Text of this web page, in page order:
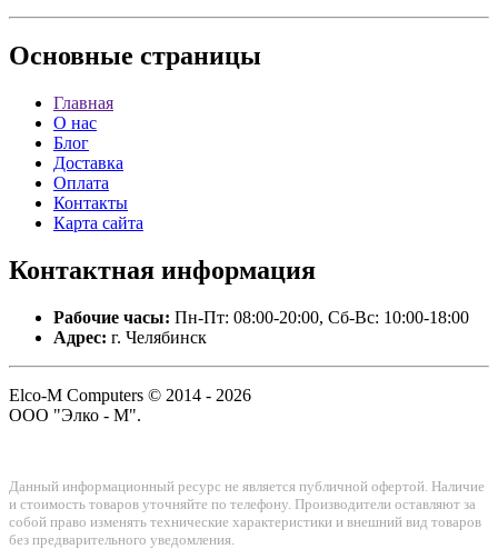
Основные страницы
Главная
О нас
Блог
Доставка
Оплата
Контакты
Карта сайта
Контактная информация
Рабочие часы: Пн-Пт: 08:00-20:00, Сб-Вс: 10:00-18:00
Адрес: г. Челябинск
Elco-M Computers © 2014 - 2026
ООО "Элко - М".
Данный информационный ресурс не является публичной офертой. Наличие
и стоимость товаров уточняйте по телефону. Производители оставляют за
собой право изменять технические характеристики и внешний вид товаров
без предварительного уведомления.